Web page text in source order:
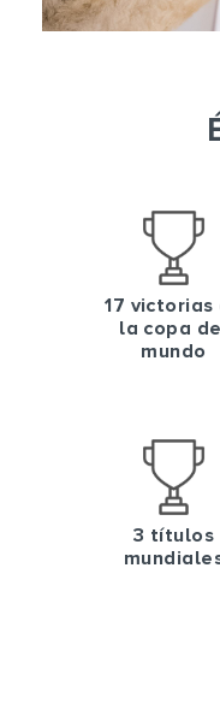
17 victorias
la copa
mundo
3 títulos